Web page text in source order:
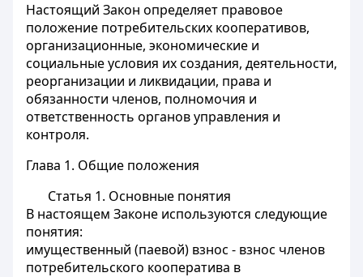
Настоящий Закон определяет правовое
положение потребительских кооперативов,
организационные, экономические и
социальные условия их создания, деятельности,
реорганизации и ликвидации, права и
обязанности членов, полномочия и
ответственность органов управления и
контроля.
Глава 1. Общие положения
Статья 1. Основные понятия
В настоящем Законе используются следующие
понятия:
имущественный (паевой) взнос - взнос членов
потребительского кооператива в